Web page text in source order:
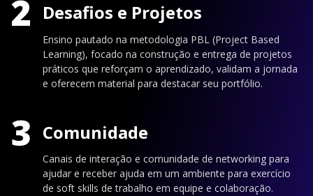
2 Desafios e Projetos
Ensino pautado na metodologia PBL (Project Based
Learning), focado na construção e entrega de projetos
práticos que reforçam o aprendizado, validam a jornada
e oferecem material para destacar seu portfólio.
3 Comunidade
Canais de interação e comunidade de networking para
ajudar e receber ajuda em um ambiente para exercício
de soft skills de trabalho em equipe e colaboração.